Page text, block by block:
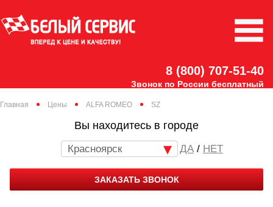
8 (800) 707-51-40
Звонок по России бесплатный
Главная Цены ALFA ROMEO SZ
Вы находитесь в городе
Красноярск / НЕТ
ЗАКАЗАТЬ ЗВОНОК